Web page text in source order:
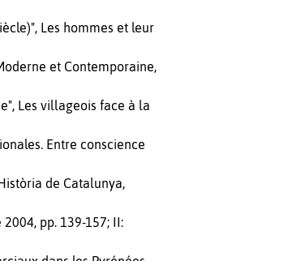
Les hommes et leur
et Contemporaine,
Les villageois face à la
Entre conscience
de Catalunya,
pp. 139-157; II: